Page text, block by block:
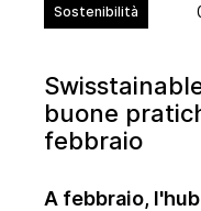
Sostenibilità
buone
febbraio
A febbraio,